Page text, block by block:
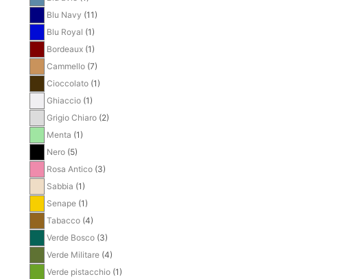
Blu Navy (11)
Blu Royal (1)
Bordeaux (1)
Cammello (7)
Cioccolato (1)
Ghiaccio (1)
Grigio Chiaro (2)
Menta (1)
Nero (5)
Rosa Antico (3)
Sabbia (1)
Senape (1)
Tabacco (4)
Verde Bosco (3)
Verde Militare (4)
Verde pistacchio (1)